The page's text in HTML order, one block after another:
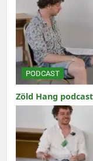
PODCAST
Zöld Hang